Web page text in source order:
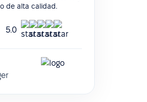
de alta calidad.
5.0